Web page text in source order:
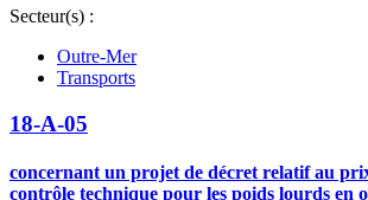
Secteur(s) :
Outre-Mer
Transports
18-A-05
concernant un projet de décret relatif au
contrôle technique pour les poids lourds en